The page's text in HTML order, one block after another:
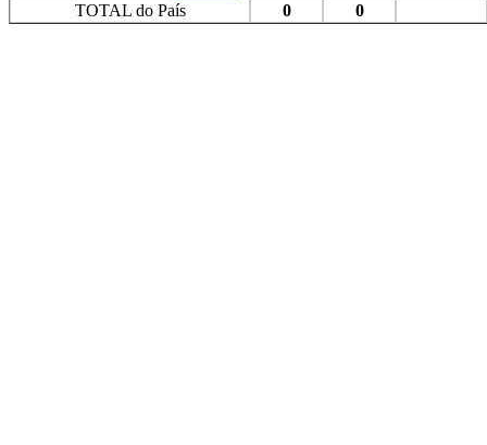
TOTAL do País
0 0